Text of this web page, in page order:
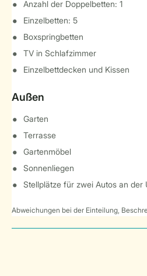
Anzahl der Doppelbetten: 1
Einzelbetten: 5
Boxspringbetten
TV in Schlafzimmer
Einzelbettdecken und Kissen
Außen
Garten
Terrasse
Gartenmöbel
Sonnenliegen
Stellplätze für zwei Autos an der
Abweichungen bei der Einteilung,